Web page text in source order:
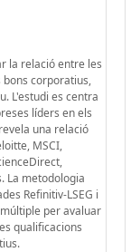
la relació entre les
bons corporatius,
L'estudi es centra
líders en els
una relació
MSCI,
La metodologia
Refinitiv-LSEG i
per avaluar
qualificacions